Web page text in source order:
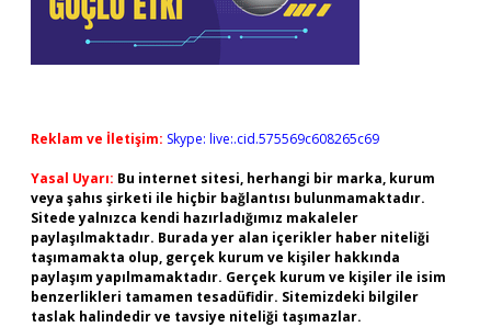
Reklam ve İletişim: Skype: live:.cid.575569c608265c69
Yasal Uyarı: Bu internet sitesi, herhangi bir marka, kurum
veya şahıs şirketi ile hiçbir bağlantısı bulunmamaktadır.
Sitede yalnızca kendi hazırladığımız makaleler
paylaşılmaktadır. Burada yer alan içerikler haber niteliği
taşımamakta olup, gerçek kurum ve kişiler hakkında
paylaşım yapılmamaktadır. Gerçek kurum ve kişiler ile isim
benzerlikleri tamamen tesadüfidir. Sitemizdeki bilgiler
taslak halindedir ve tavsiye niteliği taşımazlar.